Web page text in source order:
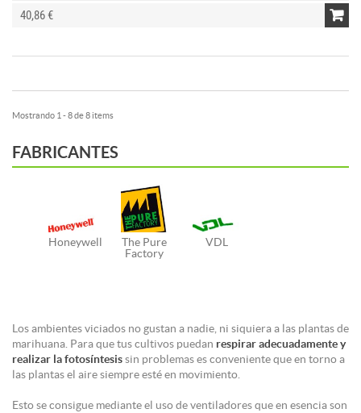
40,86 €
Mostrando 1 - 8 de 8 items
FABRICANTES
Honeywell
The Pure
Factory
VDL
Los ambientes viciados no gustan a nadie, ni siquiera a las plantas de
marihuana. Para que tus cultivos puedan respirar adecuadamente y
realizar la fotosíntesissin problemas es conveniente que en torno a
las plantas el aire siempre esté en movimiento.
Esto se consigue mediante el uso de ventiladores que en esencia son